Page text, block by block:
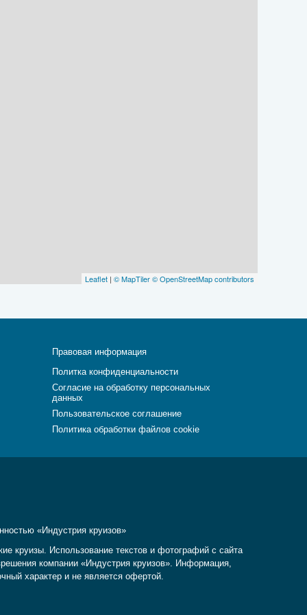
Leaflet | © MapTiler© OpenStreetMap contributors
Правовая информация
Политка конфиденциальности
Согласие на обработку персональных
данных
Пользовательское соглашение
Политика обработки файлов cookie
«Индустрия круизов»
круизы. Использование текстов и фотографий с сайта
компании «Индустрия круизов». Информация,
характер и не является офертой.